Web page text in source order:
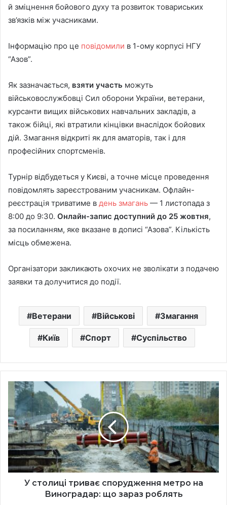
й зміцнення бойового духу та розвиток товариських
зв’язків між учасниками.
Інформацію про це повідомили в 1-ому корпусі НГУ
“Азов”.
Як зазначається, взяти участь можуть
військовослужбовці Сил оборони України, ветерани,
курсанти вищих військових навчальних закладів, а
також бійці, які втратили кінцівки внаслідок бойових
дій. Змагання відкриті як для аматорів, так і для
професійних спортсменів.
Турнір відбудеться у Києві, а точне місце проведення
повідомлять зареєстрованим учасникам. Офлайн-
реєстрація триватиме в день змагань — 1 листопада з
8:00 до 9:30. Онлайн-запис доступний до 25 жовтня,
за посиланням, яке вказане в дописі “Азова”. Кількість
місць обмежена.
Організатори закликають охочих не зволікати з подачею
заявки та долучитися до події.
Ветерани Військові Змагання
Київ Спорт Суспільство
столиці
триває
спорудження
метро
на
Виноградар:
що
зараз
роблятьУ столиці триває спорудження метро на
Виноградар: що зараз роблять